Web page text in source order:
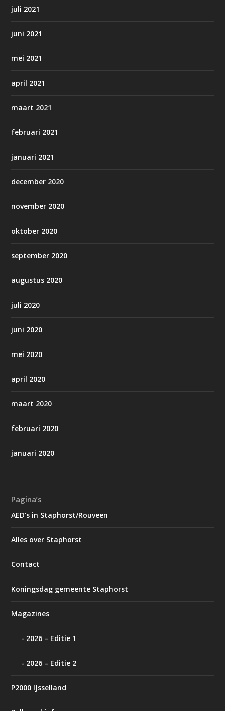
juli 2021
juni 2021
mei 2021
april 2021
maart 2021
februari 2021
januari 2021
december 2020
november 2020
oktober 2020
september 2020
augustus 2020
juli 2020
juni 2020
mei 2020
april 2020
maart 2020
februari 2020
januari 2020
Pagina’s
AED’s in Staphorst/Rouveen
Alles over Staphorst
Contact
Koningsdag gemeente Staphorst
Magazines
2026 – Editie 1
2026 – Editie 2
P2000 IJsselland